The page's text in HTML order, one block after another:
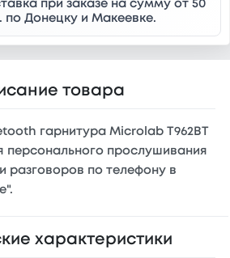
при заказе на сумму от 50
по Донецку и Макеевке.
товара
гарнитура Microlab T962BT
персонального прослушивания
разговоров по телефону в
характеристики